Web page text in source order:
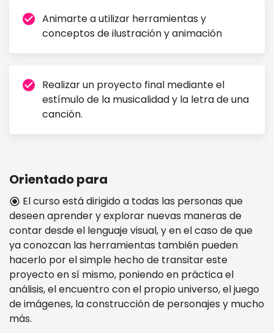
check_circle Animarte a utilizar herramientas y
conceptos de ilustración y animación
check_circle Realizar un proyecto final mediante el
estímulo de la musicalidad y la letra de una
canción.
Orientado para
radio_button_checked El curso está dirigido a todas las personas que
deseen aprender y explorar nuevas maneras de
contar desde el lenguaje visual, y en el caso de que
ya conozcan las herramientas también pueden
hacerlo por el simple hecho de transitar este
proyecto en sí mismo, poniendo en práctica el
análisis, el encuentro con el propio universo, el juego
de imágenes, la construcción de personajes y mucho
más.